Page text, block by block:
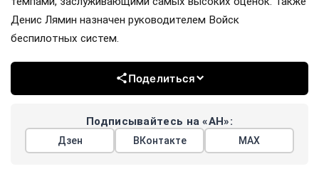
Денис Лямин назначен руководителем Войск
беспилотных систем.
Поделиться
Подписывайтесь на «АН»:
Дзен ВКонтакте МАХ